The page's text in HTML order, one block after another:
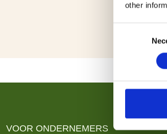
other
VOOR ONDERNEMERS